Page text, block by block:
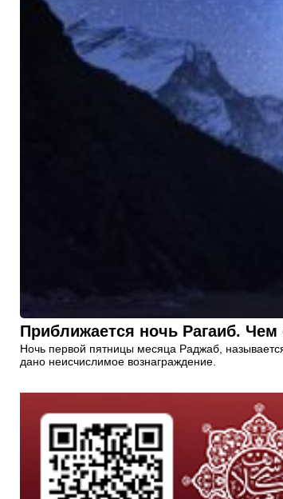
Приближается ночь Рагаиб. Чем
Ночь первой пятницы месяца Раджаб,
дано неисчислимое вознаграждение.